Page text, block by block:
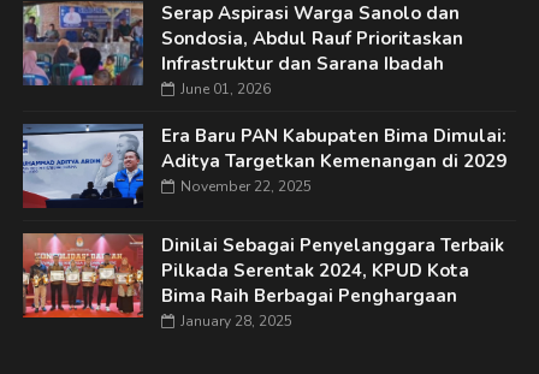
Serap Aspirasi Warga Sanolo dan
Sondosia, Abdul Rauf Prioritaskan
Infrastruktur dan Sarana Ibadah
June 01, 2026
Era Baru PAN Kabupaten Bima Dimulai:
Aditya Targetkan Kemenangan di 2029
November 22, 2025
Dinilai Sebagai Penyelanggara Terbaik
Pilkada Serentak 2024, KPUD Kota
Bima Raih Berbagai Penghargaan
January 28, 2025